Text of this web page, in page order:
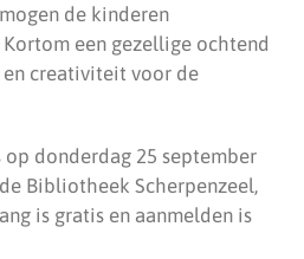
de kinderen
een gezellige ochtend
creativiteit voor de
donderdag 25 september
Bibliotheek Scherpenzeel,
is gratis en aanmelden is